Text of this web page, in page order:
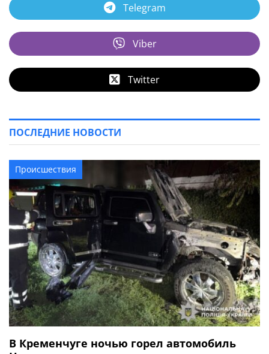
Telegram
Viber
Twitter
ПОСЛЕДНИЕ НОВОСТИ
Происшествия
В Кременчуге ночью горел автомобиль